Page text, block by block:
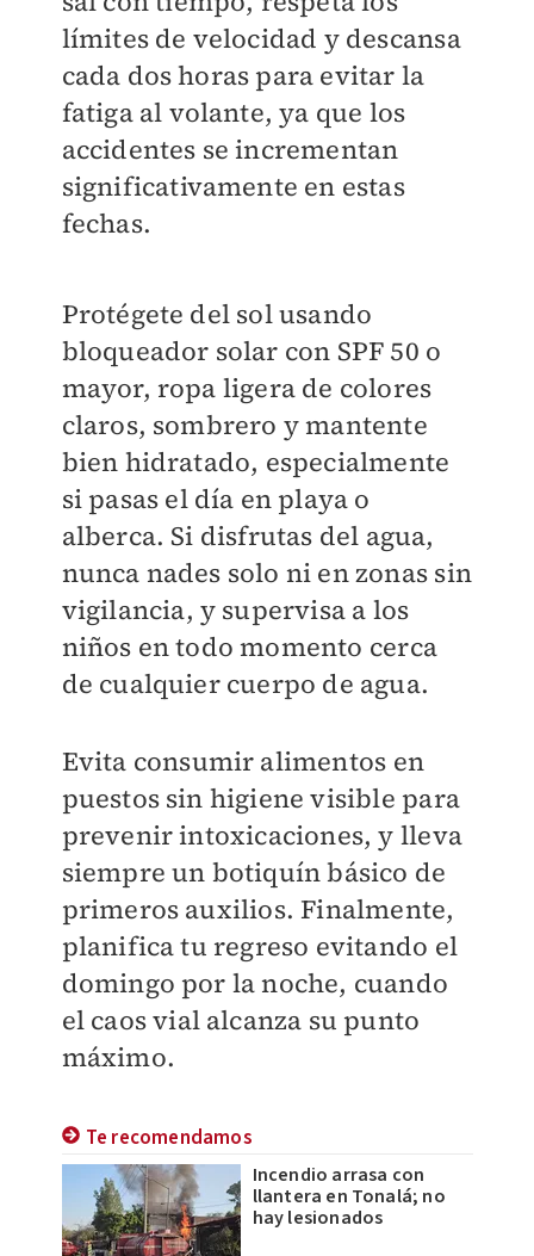
límites de velocidad y descansa
cada dos horas para evitar la
fatiga al volante, ya que los
accidentes se incrementan
significativamente en estas
fechas.
Protégete del sol usando
bloqueador solar con SPF 50 o
mayor, ropa ligera de colores
claros, sombrero y mantente
bien hidratado, especialmente
si pasas el día en playa o
alberca. Si disfrutas del agua,
nunca nades solo ni en zonas sin
vigilancia, y supervisa a los
niños en todo momento cerca
de cualquier cuerpo de agua.
Evita consumir alimentos en
puestos sin higiene visible para
prevenir intoxicaciones, y lleva
siempre un botiquín básico de
primeros auxilios. Finalmente,
planifica tu regreso evitando el
domingo por la noche, cuando
el caos vial alcanza su punto
máximo.
Te recomendamos
Incendio arrasa con
llantera en Tonalá; no
hay lesionados